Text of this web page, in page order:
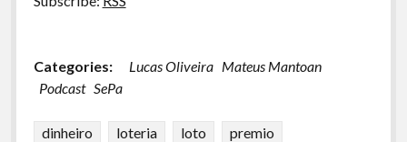
Categories: Lucas Oliveira Mateus Mantoan
Podcast SePa
dinheiro loteria loto premio